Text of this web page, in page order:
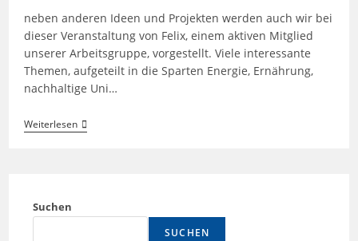
neben anderen Ideen und Projekten werden auch wir bei
dieser Veranstaltung von Felix, einem aktiven Mitglied
unserer Arbeitsgruppe, vorgestellt. Viele interessante
Themen, aufgeteilt in die Sparten Energie, Ernährung,
nachhaltige Uni…
WeiterlesenKlima-
Mitmach-
Von
Suchen
SUCHEN